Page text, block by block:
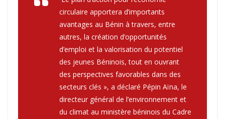
circulaire apportera d’importants
avantages au Bénin à travers, entre
autres, la création d’opportunités
d’emploi et la valorisation du potentiel
des jeunes Béninois, tout en ouvrant
des perspectives favorables dans des
secteurs clés », a déclaré Pépin Aïna, le
directeur général de l’environnement et
du climat au ministère béninois du Cadre